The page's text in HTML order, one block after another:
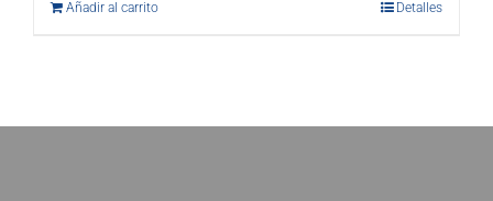
Añadir al carrito Detalles